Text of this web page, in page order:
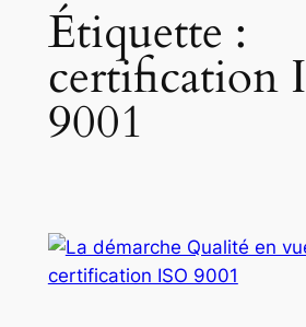
Étiquette :
certification
9001